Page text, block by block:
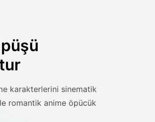
karakterlerini sinematik
romantik anime öpücük